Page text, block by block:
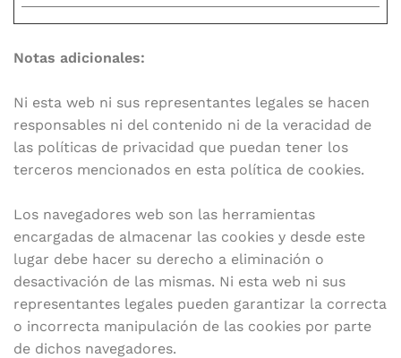
Notas adicionales:
Ni esta web ni sus representantes legales se hacen
responsables ni del contenido ni de la veracidad de
las políticas de privacidad que puedan tener los
terceros mencionados en esta política de cookies.
Los navegadores web son las herramientas
encargadas de almacenar las cookies y desde este
lugar debe hacer su derecho a eliminación o
desactivación de las mismas. Ni esta web ni sus
representantes legales pueden garantizar la correcta
o incorrecta manipulación de las cookies por parte
de dichos navegadores.